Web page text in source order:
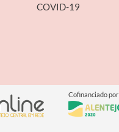
COVID-19
Cofinanciado por